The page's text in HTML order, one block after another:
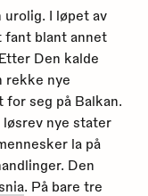
urolig. I løpet av
fant blant annet
Den kalde
rekke nye
seg på Balkan.
løsrev nye stater
la på
Den
. På bare tre